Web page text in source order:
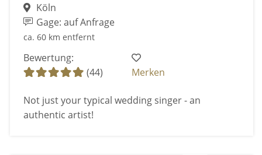
Köln
Gage: auf Anfrage
ca. 60 km entfernt
Bewertung:
(44)
Merken
Not just your typical wedding singer - an
authentic artist!